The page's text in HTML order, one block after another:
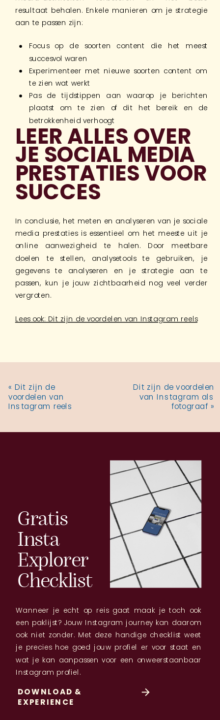
resultaat behalen. Enkele manieren om je strategie
aan te passen zijn:
Focus op de soorten content die het meest
succesvol waren
Experimenteer met nieuwe soorten content om
te zien wat werkt
Pas de tijdstippen aan waarop je berichten
plaatst om te zien of dit het bereik en de
betrokkenheid verhoogt
LEER ALLES OVER
JE SOCIAL MEDIA
PRESTATIES VOOR
SUCCES
In conclusie, het meten en analyseren van je sociale
media prestaties is essentieel om het meeste uit je
online aanwezigheid te halen. Door meetbare
doelen te stellen, analysetools te gebruiken, je
gegevens te analyseren en je strategie aan te
passen, kun je jouw zichtbaarheid nog veel verder
vergroten.
Lees ook: Dit zijn de voordelen van Instagram reels
« Dit zijn de
voordelen van
Instagram reels
Dit zijn de voordelen
van Instagram als
fotograaf »
Wanneer je echt op reis gaat maak je toch ook
een paklijst? Jouw Instagram journey kan daarom
ook niet zonder. Met deze handige checklist weet
je precies hoe goed jouw profiel er voor staat en
wat je kan aanpassen voor een onweerstaanbaar
Instagram profiel.
Gratis
Insta
Explorer
Checklist
DOWNLOAD &
EXPERIENCE